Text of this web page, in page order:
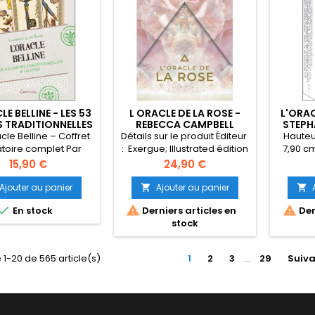
BELLINE - LES 53
TRADITIONNELLES
- COFFRET
Belline – Coffret
complet Par
Luyé-Tanet –
Grancher Plongez
fascinant de
avec L’Oracle
un coffret complet
de 53 cartes
du XIXe siècle,
Prix
15,90 €
Ajouter au panier
En stock
L ORACLE DE LA ROSE -
REBECCA CAMPBELL
Détails sur le produit Éditeur ‏
: ‎ Exergue; Illustrated édition
(24 août 2023) Langue ‏ :
‎ Français Relié ‏ : ‎ 165 pages
ISBN-10 ‏ : ‎ 2361886928 ISBN-
13 ‏ : ‎ 978-2361886929 Poids
de l'article ‏ : ‎ 400 g
Dimensions ‏ : ‎ 10.3 x 4.6 x 14
cm
Prix
24,90 €
 Ajouter au panier
 Derniers articles en
stock
7,90


20 de 565 article(s) 1 2 3 … 29